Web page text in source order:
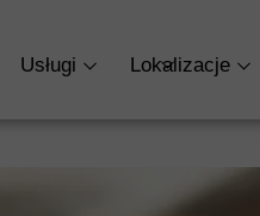
Usługi Lokalizacje